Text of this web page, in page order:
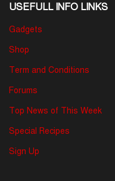
USEFULL INFO LINKS
Gadgets
Shop
Term and Conditions
Forums
Top News of This Week
Special Recipes
Sign Up